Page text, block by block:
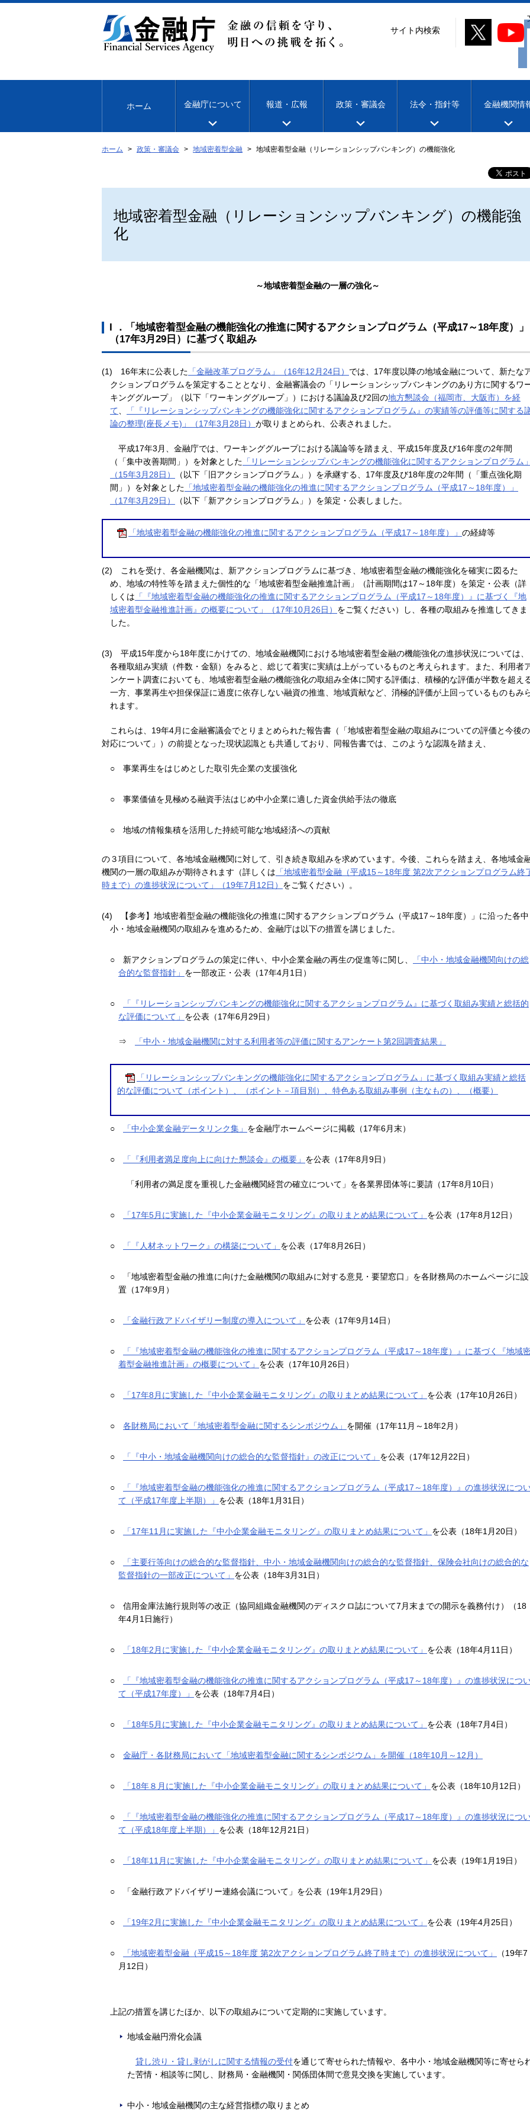
文
移
サイト内検索
ホーム 金融庁について 報道・広報 政策・審議会 法令・指針等 金融機関情
ホーム 政策・審議会 地域密着型金融 地域密着型金融（リレーションシップバンキング）の機能強化
地域密着型金融（リレーションシップバンキング）の機能強
化
～地域密着型金融の一層の強化～
I ．「地域密着型金融の機能強化の推進に関するアクションプログラム（平成17～18年度）」
（17年3月29日）に基づく取組み
(1) 16年末に公表した 「金融改革プログラム」（16年12月24日） では、17年度以降の地域金融について、新たな
クションプログラムを策定することとなり、金融審議会の「リレーションシップバンキングのあり方に関するワ
キンググループ」（以下「ワーキンググループ」）における議論及び2回の地方懇談会（福岡市、大阪市）を経
て
「『リレーションシップバンキングの機能強化に関するアクションプログラム』の実績等の評価等に関する
論の整理(座長メモ)」（17年3月28日） が取りまとめられ、公表されました。
平成17年3月、金融庁では、ワーキンググループにおける議論等を踏まえ、平成15年度及び16年度の2年間
（「集中改善期間」）を対象とした 「リレーションシップバンキングの機能強化に関するアクションプログラム
（15年3月28日）
（以下「旧アクションプログラム」）を承継する、17年度及び18年度の2年間（「重点強化期
間」）を対象とした 「地域密着型金融の機能強化の推進に関するアクションプログラム（平成17～18年度）」
（17年3月29日）
（以下「新アクションプログラム」）を策定・公表しました。
「地域密着型金融の機能強化の推進に関するアクションプログラム（平成17～18年度）」 の経緯等
(2)
これを受け、各金融機関は、新アクションプログラムに基づき、地域密着型金融の機能強化を確実に図るた
め、地域の特性等を踏まえた個性的な「地域密着型金融推進計画」（計画期間は17～18年度）を策定・公表（詳
しくは 「『地域密着型金融の機能強化の推進に関するアクションプログラム（平成17～18年度）』に基づく『地
域密着型金融推進計画』の概要について」（17年10月26日） をご覧ください）し、各種の取組みを推進してきま
した。
(3)
平成15年度から18年度にかけての、地域金融機関における地域密着型金融の機能強化の進捗状況については、
各種取組み実績（件数・金額）をみると、総じて着実に実績は上がっているものと考えられます。また、利用者
ンケート調査においても、地域密着型金融の機能強化の取組み全体に関する評価は、積極的な評価が半数を超え
一方、事業再生や担保保証に過度に依存しない融資の推進、地域貢献など、消極的評価が上回っているものもみ
れます。
これらは、19年4月に金融審議会でとりまとめられた報告書（「地域密着型金融の取組みについての評価と今後の
対応について」）の前提となった現状認識とも共通しており、同報告書では、このような認識を踏まえ、
○ 事業再生をはじめとした取引先企業の支援強化
○ 事業価値を見極める融資手法はじめ中小企業に適した資金供給手法の徹底
○ 地域の情報集積を活用した持続可能な地域経済への貢献
の３項目について、各地域金融機関に対して、引き続き取組みを求めています。今後、これらを踏まえ、各地域金
機関の一層の取組みが期待されます（詳しくは 「地域密着型金融（平成15～18年度 第2次アクションプログラム終
時まで）の進捗状況について」（19年7月12日） をご覧ください）。
(4)
【参考】地域密着型金融の機能強化の推進に関するアクションプログラム（平成17～18年度）」に沿った各中
小・地域金融機関の取組みを進めるため、金融庁は以下の措置を講じました。
○ 新アクションプログラムの策定に伴い、中小企業金融の再生の促進等に関し、
「中小・地域金融機関向けの総
合的な監督指針」 を一部改正・公表（17年4月1日）
○
「『リレーションシップバンキングの機能強化に関するアクションプログラム』に基づく取組み実績と総括的
な評価について」 を公表（17年6月29日）
⇒ 「中小・地域金融機関に対する利用者等の評価に関するアンケート第2回調査結果」
「リレーションシップバンキングの機能強化に関するアクションプログラム」に基づく取組み実績と総括
的な評価について（ポイント）、（ポイント－項目別）、特色ある取組み事例（主なもの）、（概要）
○ 「中小企業金融データリンク集」 を金融庁ホームページに掲載（17年6月末）
○ 「『利用者満足度向上に向けた懇談会』の概要」 を公表（17年8月9日）
「利用者の満足度を重視した金融機関経営の確立について」を各業界団体等に要請（17年8月10日）
○ 「17年5月に実施した『中小企業金融モニタリング』の取りまとめ結果について」 を公表（17年8月12日）
○ 「『人材ネットワーク』の構築について」 を公表（17年8月26日）
○
「地域密着型金融の推進に向けた金融機関の取組みに対する意見・要望窓口」を各財務局のホームページに設
置（17年9月）
○ 「金融行政アドバイザリー制度の導入について」 を公表（17年9月14日）
○
「『地域密着型金融の機能強化の推進に関するアクションプログラム（平成17～18年度）』に基づく『地域
着型金融推進計画』の概要について」 を公表（17年10月26日）
○ 「17年8月に実施した『中小企業金融モニタリング』の取りまとめ結果について」 を公表（17年10月26日）
○ 各財務局において「地域密着型金融に関するシンポジウム」 を開催（17年11月～18年2月）
○ 「『中小・地域金融機関向けの総合的な監督指針』の改正について」 を公表（17年12月22日）
○
「『地域密着型金融の機能強化の推進に関するアクションプログラム（平成17～18年度）』の進捗状況につ
て（平成17年度上半期）」 を公表（18年1月31日）
○ 「17年11月に実施した『中小企業金融モニタリング』の取りまとめ結果について」 を公表（18年1月20日）
○
「主要行等向けの総合的な監督指針、中小・地域金融機関向けの総合的な監督指針、保険会社向けの総合的な
監督指針の一部改正について」 を公表（18年3月31日）
○
信用金庫法施行規則等の改正（協同組織金融機関のディスクロ誌について7月末までの開示を義務付け）（18
年4月1日施行）
○ 「18年2月に実施した『中小企業金融モニタリング』の取りまとめ結果について」 を公表（18年4月11日）
○
「『地域密着型金融の機能強化の推進に関するアクションプログラム（平成17～18年度）』の進捗状況につ
て（平成17年度）」 を公表（18年7月4日）
○ 「18年5月に実施した『中小企業金融モニタリング』の取りまとめ結果について」 を公表（18年7月4日）
○ 金融庁・各財務局において「地域密着型金融に関するシンポジウム」を開催（18年10月～12月）
○ 「18年８月に実施した『中小企業金融モニタリング』の取りまとめ結果について」 を公表（18年10月12日）
○
「『地域密着型金融の機能強化の推進に関するアクションプログラム（平成17～18年度）』の進捗状況につ
て（平成18年度上半期）」 を公表（18年12月21日）
○ 「18年11月に実施した『中小企業金融モニタリング』の取りまとめ結果について」 を公表（19年1月19日）
○ 「金融行政アドバイザリー連絡会議について」を公表（19年1月29日）
○ 「19年2月に実施した『中小企業金融モニタリング』の取りまとめ結果について」 を公表（19年4月25日）
○ 「地域密着型金融（平成15～18年度 第2次アクションプログラム終了時まで）の進捗状況について」
（19年7
月12日）
上記の措置を講じたほか、以下の取組みについて定期的に実施しています。
地域金融円滑化会議
貸し渋り・貸し剥がしに関する情報の受付を通じて寄せられた情報や、各中小・地域金融機関等に寄せら
た苦情・相談等に関し、財務局・金融機関・関係団体間で意見交換を実施しています。
中小・地域金融機関の主な経営指標の取りまとめ